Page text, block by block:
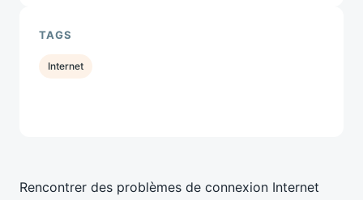
Rencontrer des problèmes de connexion Internet
TAGS
Internet